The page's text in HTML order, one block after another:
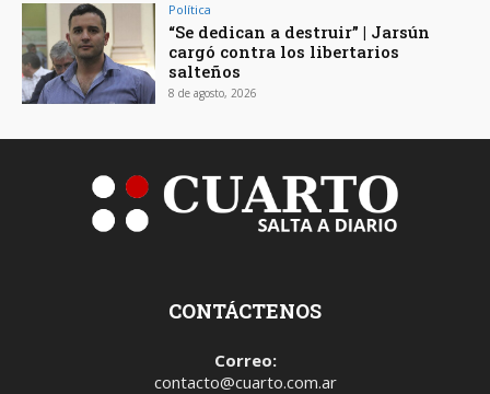
Política
“Se dedican a destruir” | Jarsún
cargó contra los libertarios
salteños
8 de agosto, 2026
CONTÁCTENOS
Correo:
contacto@cuarto.com.ar